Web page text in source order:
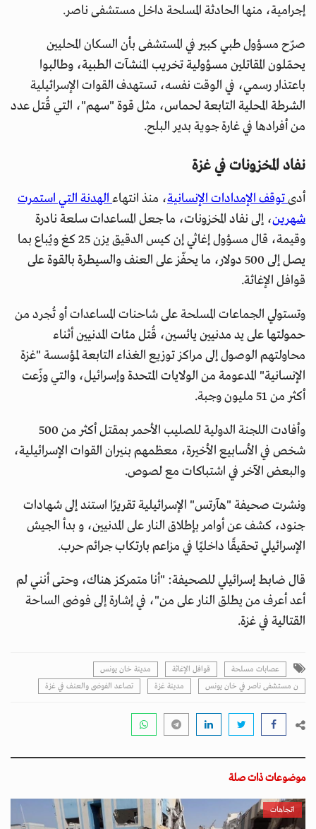
إجرامية، منها الحادثة المسلحة داخل مستشفى ناصر.
صرّح مسؤول طبي كبير في المستشفى بأن السكان المحليين
يحمّلون المقاتلين مسؤولية تخريب المنشآت الطبية، وطالبوا
باعتذار رسمي، في الوقت نفسه، تستهدف القوات الإسرائيلية
الشرطة المحلية التابعة لحماس، مثل قوة "سهم"، التي قُتل عدد
من أفرادها في غارة جوية بدير البلح.
نفاد المخزونات في غزة
أدىتوقف الإمدادات الإنسانية، منذ انتهاءالهدنة التي استمرت
شهرين، إلى نفاد المخزونات، ما جعل المساعدات سلعة نادرة
وقيمة، قال مسؤول إغاثي إن كيس الدقيق يزن 25 كغ ويُباع بما
يصل إلى 500 دولار، ما يحفّز على العنف والسيطرة بالقوة على
قوافل الإغاثة.
وتستولي الجماعات المسلحة على شاحنات المساعدات أو تُجرد من
حمولتها على يد مدنيين يائسين، قُتل مئات المدنيين أثناء
محاولتهم الوصول إلى مراكز توزيع الغذاء التابعة لمؤسسة "غزة
الإنسانية" المدعومة من الولايات المتحدة وإسرائيل، والتي وزّعت
أكثر من 51 مليون وجبة.
وأفادت اللجنة الدولية للصليب الأحمر بمقتل أكثر من 500
شخص في الأسابيع الأخيرة، معظمهم بنيران القوات الإسرائيلية،
والبعض الآخر في اشتباكات مع لصوص.
ونشرت صحيفة "هآرتس" الإسرائيلية تقريرًا استند إلى شهادات
جنود، كشف عن أوامر بإطلاق النار على المدنيين، و بدأ الجيش
الإسرائيلي تحقيقًا داخليًا في مزاعم بارتكاب جرائم حرب.
قال ضابط إسرائيلي للصحيفة: "أنا متمركز هناك، وحتى أنني لم
أعد أعرف من يطلق النار على من"، في إشارة إلى فوضى الساحة
القتالية في غزة.
عصابات مسلحة قوافل الإغاثة
مدينة خان يونس
ن مستشفى ناصر في خان يونس
مدينة غزة تصاعد الفوضى والعنف في غزة
موضوعات ذات صلة
اتجاهات